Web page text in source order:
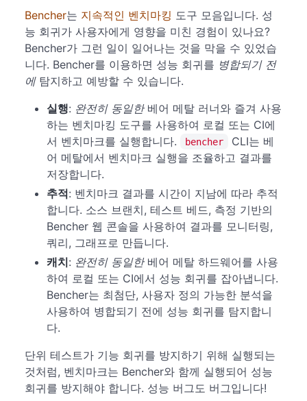
Bencher는 지속적인 벤치마킹 도구 모음입니다. 성
능 회귀가 사용자에게 영향을 미친 경험이 있나요?
Bencher가 그런 일이 일어나는 것을 막을 수 있었습
니다. Bencher를 이용하면 성능 회귀를 병합되기 전
에탐지하고 예방할 수 있습니다.
실행: 완전히 동일한베어 메탈 러너와 즐겨 사용
하는 벤치마킹 도구를 사용하여 로컬 또는 CI에
서 벤치마크를 실행합니다.
bencher
CLI는 베
어 메탈에서 벤치마크 실행을 조율하고 결과를
저장합니다.
추적: 벤치마크 결과를 시간이 지남에 따라 추적
합니다. 소스 브랜치, 테스트 베드, 측정 기반의
Bencher 웹 콘솔을 사용하여 결과를 모니터링,
쿼리, 그래프로 만듭니다.
캐치: 완전히 동일한베어 메탈 하드웨어를 사용
하여 로컬 또는 CI에서 성능 회귀를 잡아냅니다.
Bencher는 최첨단, 사용자 정의 가능한 분석을
사용하여 병합되기 전에 성능 회귀를 탐지합니
다.
단위 테스트가 기능 회귀를 방지하기 위해 실행되는
것처럼, 벤치마크는 Bencher와 함께 실행되어 성능
회귀를 방지해야 합니다. 성능 버그도 버그입니다!